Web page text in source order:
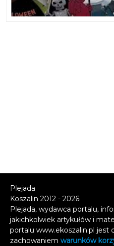
Plejada
Koszalin 2012 - 2026
Plejada, wydawca portalu,
jakichkolwiek artykułów i
portalu www.ekoszalin.pl jest
zachowaniem warunków